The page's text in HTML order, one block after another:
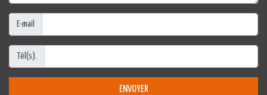
E-mail
Tél(s).
ENVOYER